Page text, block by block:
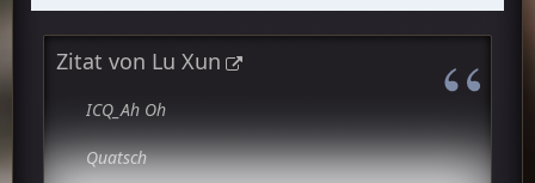
Zitat von Lu Xun
ICQ_Ah Oh
Quatsch